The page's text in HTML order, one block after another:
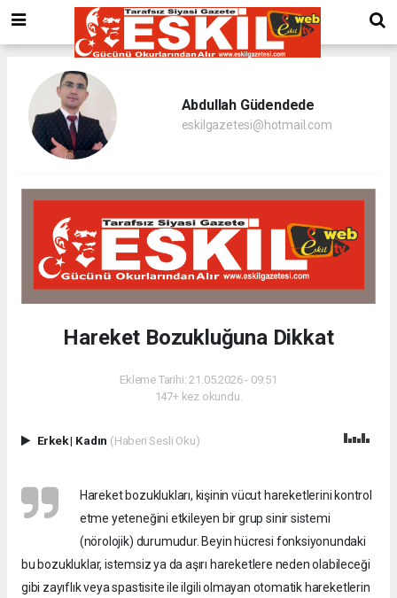
Abdullah Güdendede
eskilgazetesi@hotmail.com
Hareket Bozukluğuna Dikkat
Ekleme Tarihi: 21.05.2026 - 09:51
147+ kez okundu.
Erkek| Kadın (Haberi Sesli Oku)
Hareket bozuklukları, kişinin vücut hareketlerini kontrol
etme yeteneğini etkileyen bir grup sinir sistemi
(nörolojik) durumudur. Beyin hücresi fonksiyonundaki
bu bozukluklar, istemsiz ya da aşırı hareketlere neden olabileceği
gibi zayıflık veya spastisite ile ilgili olmayan otomatik hareketlerin